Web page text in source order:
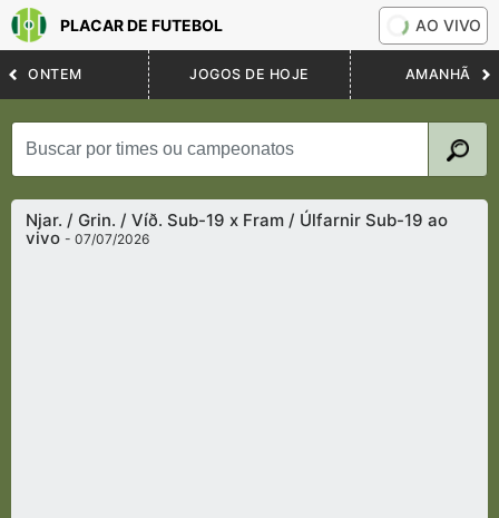
PLACAR DE FUTEBOL AO VIVO
ONTEM JOGOS DE HOJE AMANHÃ
Njar. / Grin. / Víð. Sub-19 x Fram / Úlfarnir Sub-19 ao
vivo- 07/07/2026